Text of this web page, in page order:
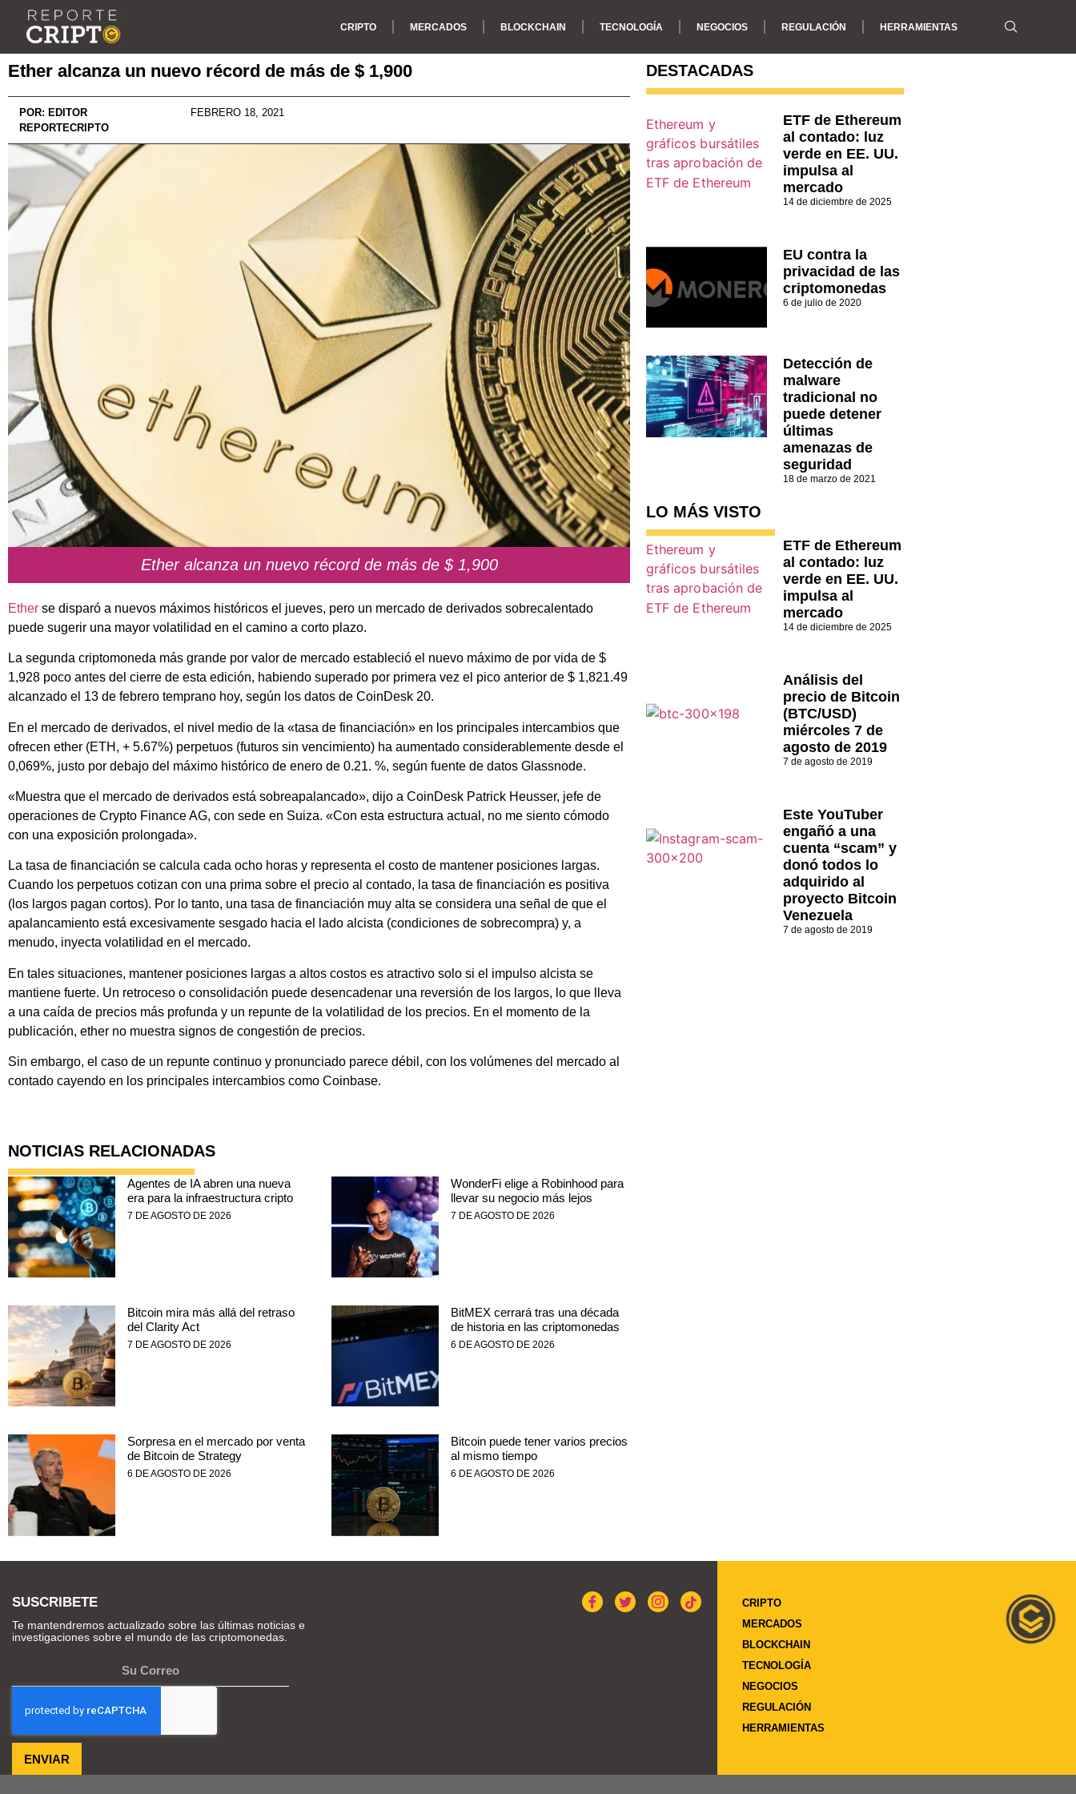
CRIPTO MERCADOS BLOCKCHAIN TECNOLOGÍA NEGOCIOS REGULACIÓN HERRAMIENTAS
Ether alcanza un nuevo récord de más de $ 1,900
POR: EDITOR
REPORTECRIPTO
FEBRERO 18, 2021
Ether alcanza un nuevo récord de más de $ 1,900
Ether se disparó a nuevos máximos históricos el jueves, pero un mercado de derivados sobrecalentado
puede sugerir una mayor volatilidad en el camino a corto plazo.
La segunda criptomoneda más grande por valor de mercado estableció el nuevo máximo de por vida de $
1,928 poco antes del cierre de esta edición, habiendo superado por primera vez el pico anterior de $ 1,821.49
alcanzado el 13 de febrero temprano hoy, según los datos de CoinDesk 20.
En el mercado de derivados, el nivel medio de la «tasa de financiación» en los principales intercambios que
ofrecen ether (ETH, + 5.67%) perpetuos (futuros sin vencimiento) ha aumentado considerablemente desde el
0,069%, justo por debajo del máximo histórico de enero de 0.21. %, según fuente de datos Glassnode.
«Muestra que el mercado de derivados está sobreapalancado», dijo a CoinDesk Patrick Heusser, jefe de
operaciones de Crypto Finance AG, con sede en Suiza. «Con esta estructura actual, no me siento cómodo
con una exposición prolongada».
La tasa de financiación se calcula cada ocho horas y representa el costo de mantener posiciones largas.
Cuando los perpetuos cotizan con una prima sobre el precio al contado, la tasa de financiación es positiva
(los largos pagan cortos). Por lo tanto, una tasa de financiación muy alta se considera una señal de que el
apalancamiento está excesivamente sesgado hacia el lado alcista (condiciones de sobrecompra) y, a
menudo, inyecta volatilidad en el mercado.
En tales situaciones, mantener posiciones largas a altos costos es atractivo solo si el impulso alcista se
mantiene fuerte. Un retroceso o consolidación puede desencadenar una reversión de los largos, lo que lleva
a una caída de precios más profunda y un repunte de la volatilidad de los precios. En el momento de la
publicación, ether no muestra signos de congestión de precios.
Sin embargo, el caso de un repunte continuo y pronunciado parece débil, con los volúmenes del mercado al
contado cayendo en los principales intercambios como Coinbase.
NOTICIAS RELACIONADAS
Agentes de IA abren una nueva
era para la infraestructura cripto
7 DE AGOSTO DE 2026
WonderFi elige a Robinhood para
llevar su negocio más lejos
7 DE AGOSTO DE 2026
Bitcoin mira más allá del retraso
del Clarity Act
7 DE AGOSTO DE 2026
BitMEX cerrará tras una década
de historia en las criptomonedas
6 DE AGOSTO DE 2026
Sorpresa en el mercado por venta
de Bitcoin de Strategy
6 DE AGOSTO DE 2026
Bitcoin puede tener varios precios
al mismo tiempo
6 DE AGOSTO DE 2026
DESTACADAS
ETF de Ethereum
al contado: luz
verde en EE. UU.
impulsa al
mercado
14 de diciembre de 2025
EU contra la
privacidad de las
criptomonedas
6 de julio de 2020
Detección de
malware
tradicional no
puede detener
últimas
amenazas de
seguridad
18 de marzo de 2021
LO MÁS VISTO
ETF de Ethereum
al contado: luz
verde en EE. UU.
impulsa al
mercado
14 de diciembre de 2025
Análisis del
precio de Bitcoin
(BTC/USD)
miércoles 7 de
agosto de 2019
7 de agosto de 2019
Este YouTuber
engañó a una
cuenta “scam” y
donó todos lo
adquirido al
proyecto Bitcoin
Venezuela
7 de agosto de 2019
SUSCRIBETE
Te mantendremos actualizado sobre las últimas noticias e
investigaciones sobre el mundo de las criptomonedas.
ENVIAR
CRIPTO
MERCADOS
BLOCKCHAIN
TECNOLOGÍA
NEGOCIOS
REGULACIÓN
HERRAMIENTAS